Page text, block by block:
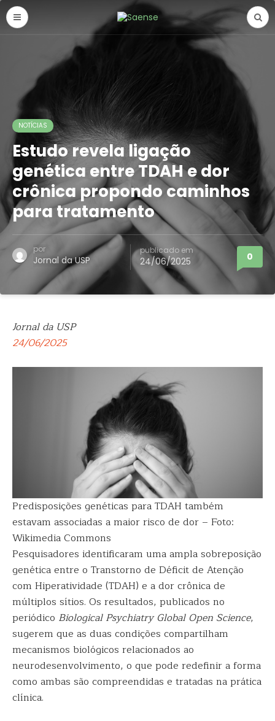
NOTÍCIAS
Estudo revela ligação
genética entre TDAH e dor
crônica propondo caminhos
para tratamento
por
Jornal da USP
publicado em
24/06/2025 0
Jornal da USP
24/06/2025
Predisposições genéticas para TDAH também
estavam associadas a maior risco de dor – Foto:
Wikimedia Commons
Pesquisadores identificaram uma ampla sobreposição
genética entre o Transtorno de Déficit de Atenção
com Hiperatividade (TDAH) e a dor crônica de
múltiplos sítios. Os resultados, publicados no
periódico Biological Psychiatry Global Open Science,
sugerem que as duas condições compartilham
mecanismos biológicos relacionados ao
neurodesenvolvimento, o que pode redefinir a forma
como ambas são compreendidas e tratadas na prática
clínica.